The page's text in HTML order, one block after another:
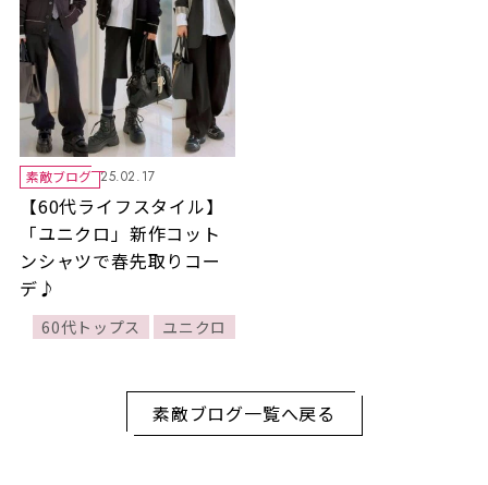
素敵ブログ 25.02.17
【60代ライフスタイル】
「ユニクロ」新作コット
ンシャツで春先取りコー
デ♪
60代トップス ユニクロ
素敵ブログ一覧へ戻る